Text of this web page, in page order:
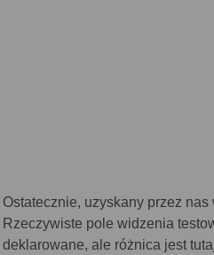
Ostatecznie, uzyskany przez
Rzeczywiste pole widzenia
deklarowane, ale różnica jest